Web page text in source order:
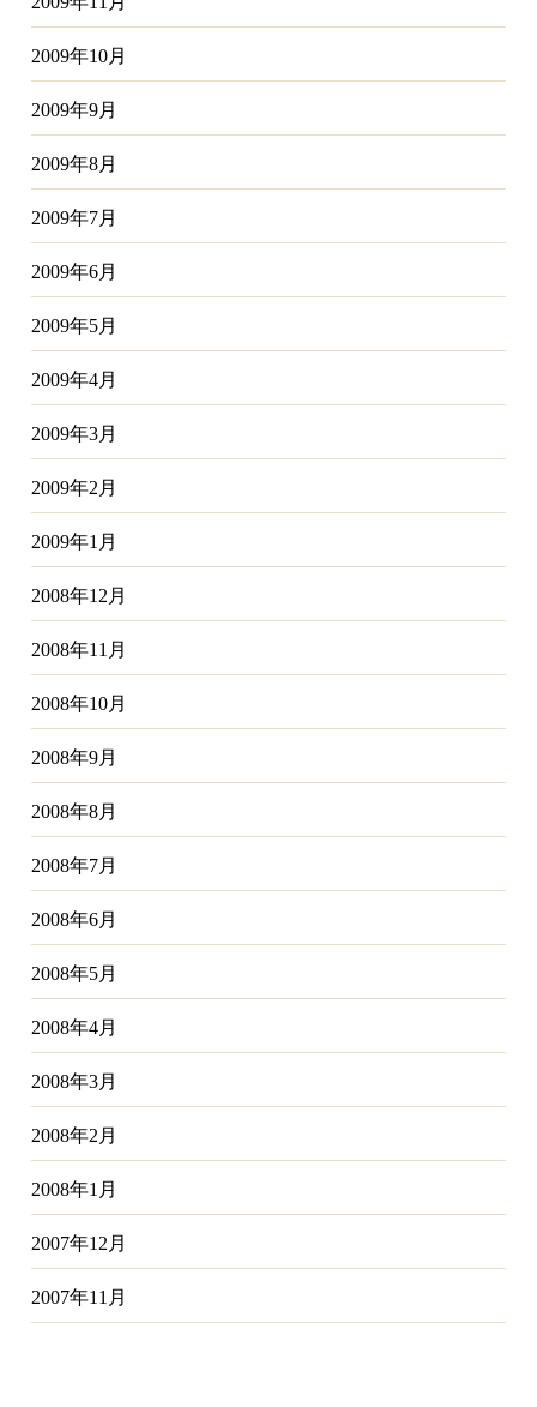
2009年10月
2009年9月
2009年8月
2009年7月
2009年6月
2009年5月
2009年4月
2009年3月
2009年2月
2009年1月
2008年12月
2008年11月
2008年10月
2008年9月
2008年8月
2008年7月
2008年6月
2008年5月
2008年4月
2008年3月
2008年2月
2008年1月
2007年12月
2007年11月